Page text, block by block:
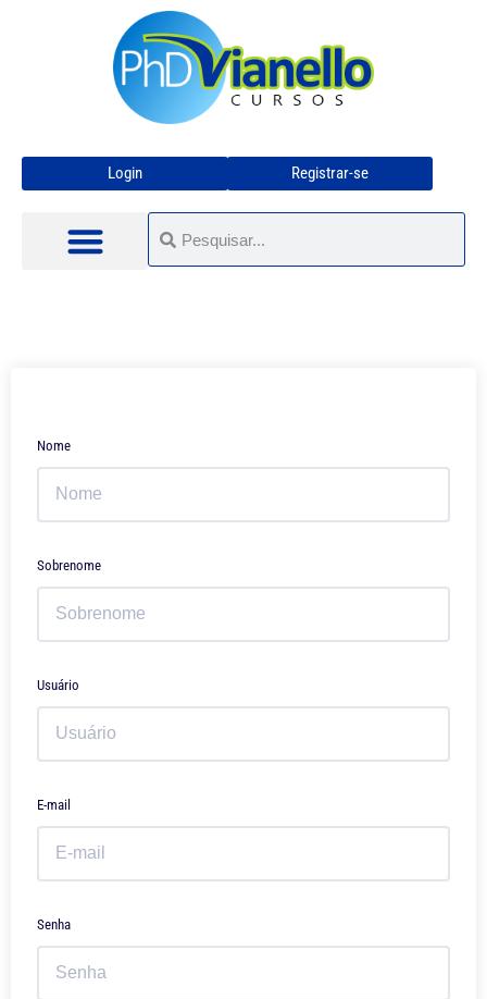
Login Registrar-se
Nome
Sobrenome
Usuário
E-mail
Senha